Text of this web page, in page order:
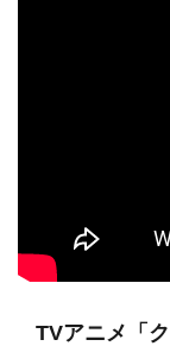
TVアニメ「